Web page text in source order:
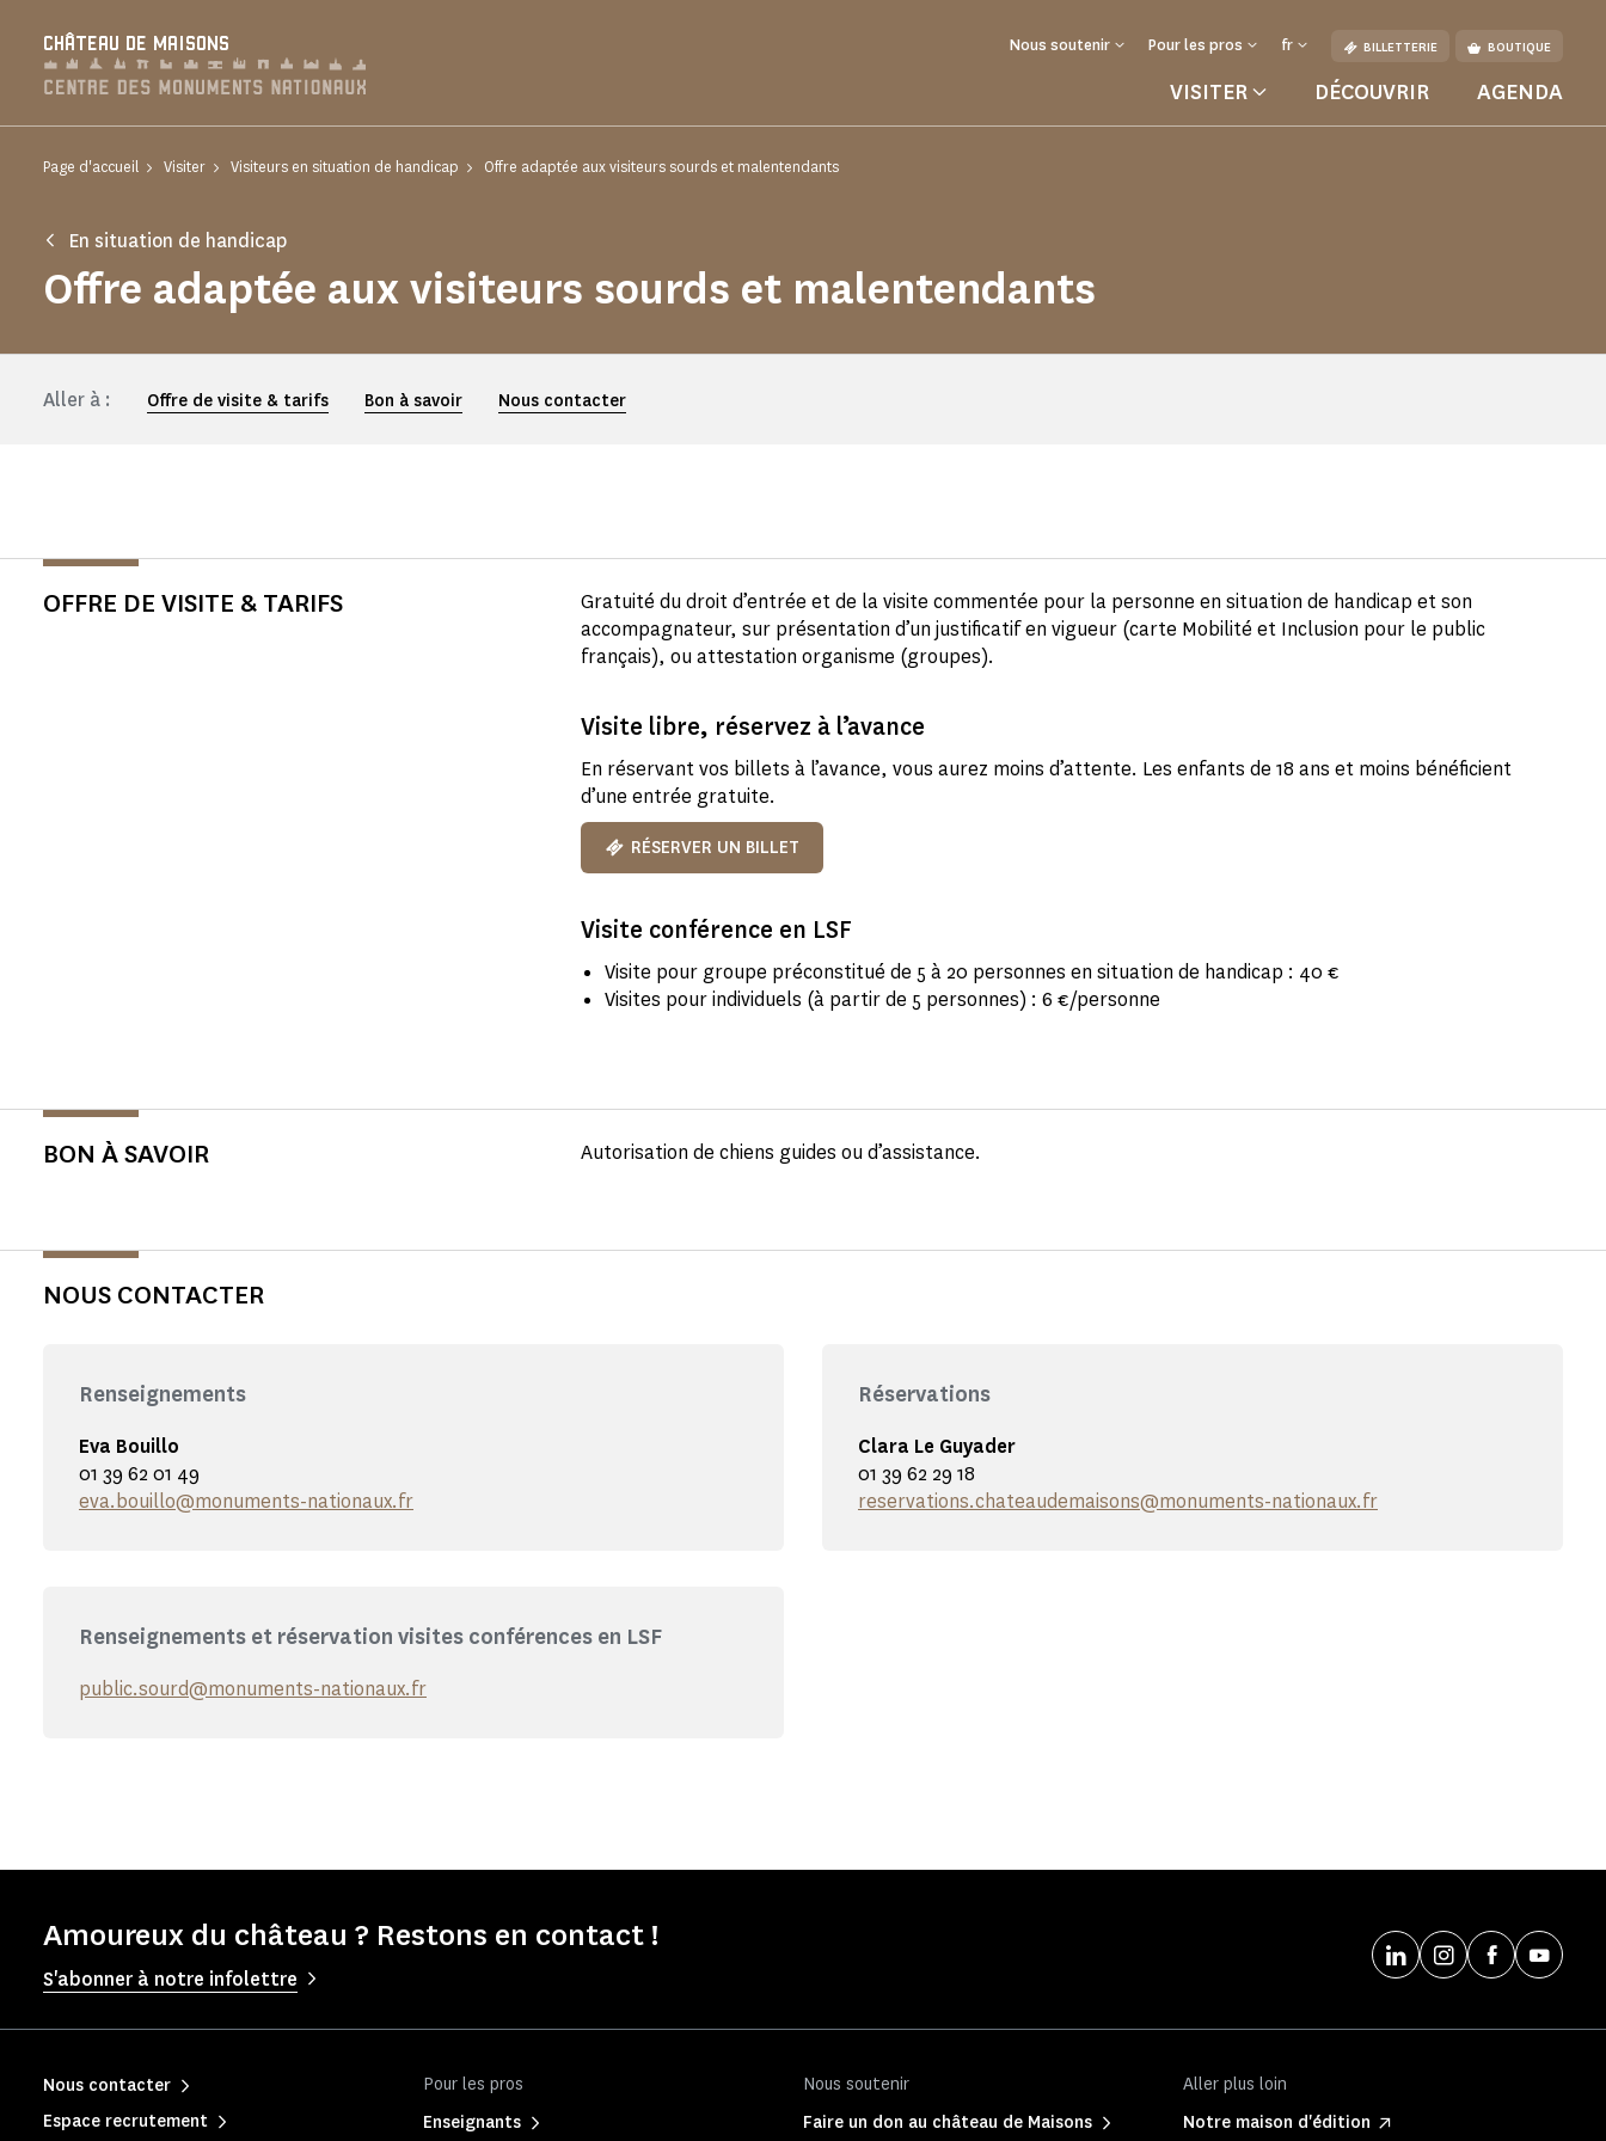
CHÂTEAU DE MAISONS Nous soutenir Pour les pros fr BILLETTERIE BOUTIQUE
VISITER DÉCOUVRIR AGENDA
Page d'accueil Visiter Visiteurs en situation de handicap Offre adaptée aux visiteurs sourds et malentendants
En situation de handicap
Offre adaptée aux visiteurs sourds et malentendants
Aller à : Offre de visite & tarifs Bon à savoir Nous contacter
OFFRE DE VISITE & TARIFS
Gratuité du droit d’entrée et de la visite commentée pour la personne en situation de handicap et son
accompagnateur, sur présentation d’un justificatif en vigueur (carte Mobilité et Inclusion pour le public
français), ou attestation organisme (groupes).
Visite libre, réservez à l’avance
En réservant vos billets à l’avance, vous aurez moins d’attente. Les enfants de 18 ans et moins bénéficient
d’une entrée gratuite.
RÉSERVER UN BILLET
Visite conférence en LSF
Visite pour groupe préconstitué de 5 à 20 personnes en situation de handicap : 40 €
Visites pour individuels (à partir de 5 personnes) : 6 €/personne
BON À SAVOIR Autorisation de chiens guides ou d’assistance.
NOUS CONTACTER
Renseignements
Eva Bouillo
01 39 62 01 49
eva.bouillo@monuments-nationaux.fr
Réservations
Clara Le Guyader
01 39 62 29 18
reservations.chateaudemaisons@monuments-nationaux.fr
Renseignements et réservation visites conférences en LSF
public.sourd@monuments-nationaux.fr
Amoureux du château ? Restons en contact !
S'abonner à notre infolettre
Pour les pros
Enseignants
Nous soutenir
Faire un don au château de Maisons
Aller plus loin
Notre maison d'édition
Nous contacter
Espace recrutement